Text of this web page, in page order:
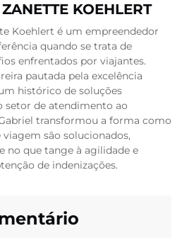
KOEHLERT
Koehlert é um empreendedor
quando se trata de
enfrentados por viajantes.
pautada pela excelência
histórico de soluções
setor de atendimento ao
transformou a forma como
viagem são solucionados,
no que tange à agilidade e
de indenizações.